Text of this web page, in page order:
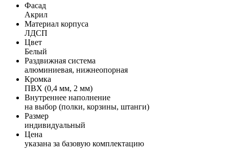
Фасад
Акрил
Материал корпуса
ЛДСП
Цвет
Белый
Раздвижная система
алюминиевая, нижнеопорная
Кромка
ПВХ (0,4 мм, 2 мм)
Внутреннее наполнение
на выбор (полки, корзины, штанги)
Размер
индивидуальный
Цена
указана за базовую комплектацию